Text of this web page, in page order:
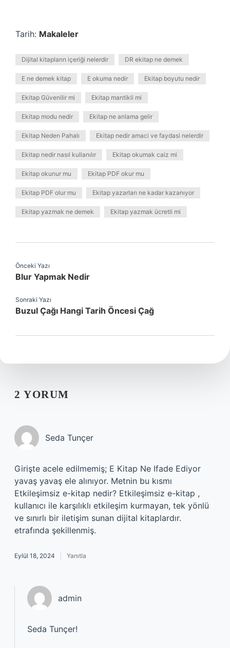
Tarih: Makaleler
Dijital kitapların içeriği nelerdir DR ekitap ne demek
E ne demek kitap E okuma nedir Ekitap boyutu nedir
Ekitap Güvenilir mi Ekitap mantikli mi
Ekitap modu nedir Ekitap ne anlama gelir
Ekitap Neden Pahalı Ekitap nedir amaci ve faydasi nelerdir
Ekitap nedir nasıl kullanılır Ekitap okumak caiz mi
Ekitap okunur mu Ekitap PDF okur mu
Ekitap PDF olur mu Ekitap yazarları ne kadar kazanıyor
Ekitap yazmak ne demek Ekitap yazmak ücretli mi
Önceki Yazı
Blur Yapmak Nedir
Sonraki Yazı
Buzul Çağı Hangi Tarih Öncesi Çağ
2 YORUM
Seda Tunçer
Girişte acele edilmemiş; E Kitap Ne Ifade Ediyor
yavaş yavaş ele alınıyor. Metnin bu kısmı
Etkileşimsiz e-kitap nedir? Etkileşimsiz e-kitap ,
kullanıcı ile karşılıklı etkileşim kurmayan, tek yönlü
ve sınırlı bir iletişim sunan dijital kitaplardır.
etrafında şekillenmiş.
Eylül 18, 2024 Yanıtla
admin
Seda Tunçer!